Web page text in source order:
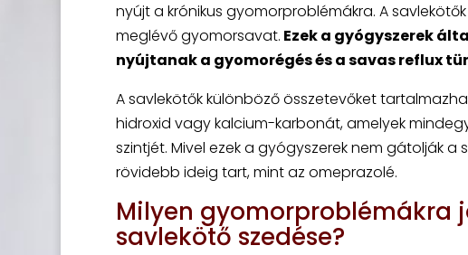
nyújt a krónikus gyomorproblémákra. A
meglévő gyomorsavat. Ezek a gyógyszerek
nyújtanak a gyomorégés és a savas reflux
A savlekötők különböző összetevőket
hidroxid vagy kalcium-karbonát, amelyek
szintjét. Mivel ezek a gyógyszerek nem gátolják
rövidebb ideig tart, mint az omeprazolé.
Milyen gyomorproblémákra
savlekötő szedése?